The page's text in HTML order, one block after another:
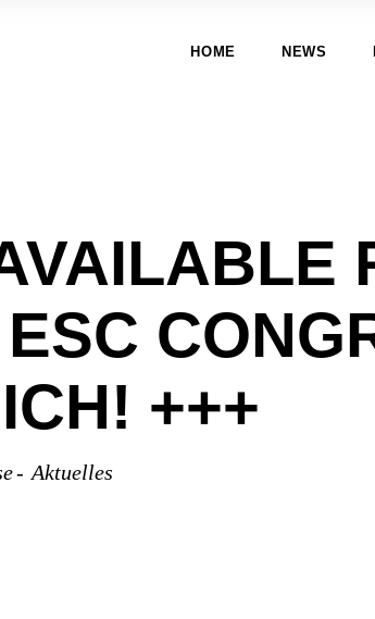
HOME NEWS
+++
Aktuelles